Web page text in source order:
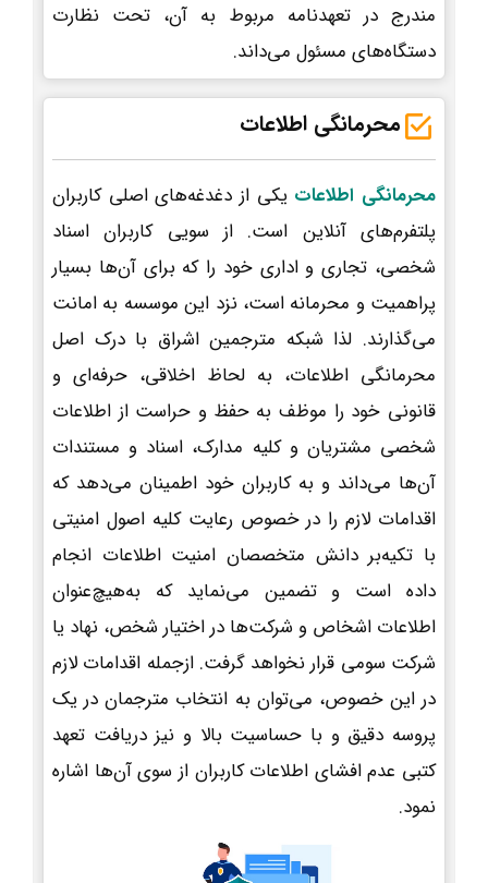
مندرج در تعهدنامه مربوط به آن، تحت نظارت
دستگاه‌های مسئول می‌داند.
محرمانگی اطلاعات
محرمانگی اطلاعات یکی از دغدغه‌های اصلی کاربران
پلتفرم‌های آنلاین است. از سویی کاربران اسناد
شخصی، تجاری و اداری خود را که برای آن‌ها بسیار
پراهمیت و محرمانه است، نزد این موسسه به امانت
می‌گذارند. لذا شبکه مترجمین اشراق با درک اصل
محرمانگی اطلاعات، به لحاظ اخلاقی، حرفه‌ای و
قانونی خود را موظف به حفظ و حراست از اطلاعات
شخصی مشتریان و کلیه مدارک، اسناد و مستندات
آن‌ها می‌داند و به کاربران خود اطمینان می‌دهد که
اقدامات لازم را در خصوص رعایت کلیه اصول امنیتی
با تکیه‌بر دانش متخصصان امنیت اطلاعات انجام
داده است و تضمین می‌نماید که به‌هیچ‌عنوان
اطلاعات اشخاص و شرکت‌ها در اختیار شخص، نهاد یا
شرکت سومی قرار نخواهد گرفت. ازجمله اقدامات لازم
در این خصوص، می‌توان به انتخاب مترجمان در یک
پروسه دقیق و با حساسیت بالا و نیز دریافت تعهد
کتبی عدم افشای اطلاعات کاربران از سوی آن‌ها اشاره
نمود.